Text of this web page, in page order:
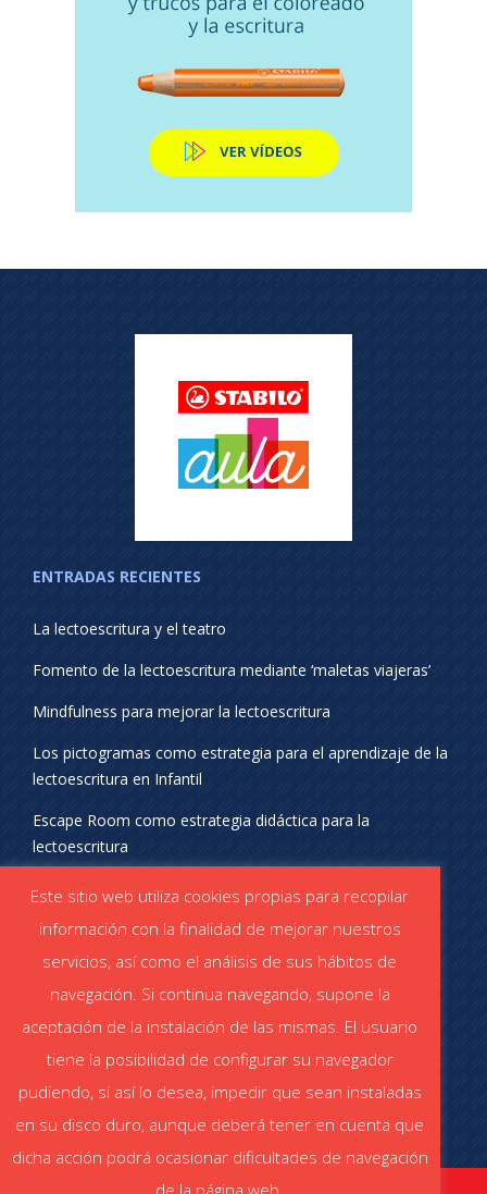
ENTRADAS RECIENTES
La lectoescritura y el teatro
Fomento de la lectoescritura mediante ‘maletas viajeras’
Mindfulness para mejorar la lectoescritura
Los pictogramas como estrategia para el aprendizaje de la
lectoescritura en Infantil
Escape Room como estrategia didáctica para la
lectoescritura
¡SÍGUENOS EN REDES SOCIALES!
Catálogo STABILO (PDF) Catálogo ESCOLAR (PDF)
Este sitio web utiliza cookies propias para recopilar
información con la finalidad de mejorar nuestros
servicios, así como el análisis de sus hábitos de
navegación. Si continua navegando, supone la
aceptación de la instalación de las mismas. El usuario
tiene la posibilidad de configurar su navegador
pudiendo, si así lo desea, impedir que sean instaladas
en su disco duro, aunque deberá tener en cuenta que
dicha acción podrá ocasionar dificultades de navegación
de la página web.